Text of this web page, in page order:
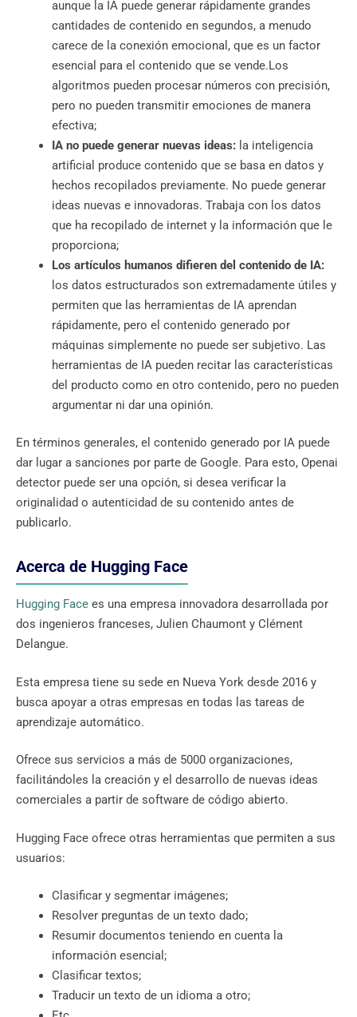
aunque la IA puede generar rápidamente grandes
cantidades de contenido en segundos, a menudo
carece de la conexión emocional, que es un factor
esencial para el contenido que se vende.Los
algoritmos pueden procesar números con precisión,
pero no pueden transmitir emociones de manera
efectiva;
IA no puede generar nuevas ideas: la inteligencia
artificial produce contenido que se basa en datos y
hechos recopilados previamente. No puede generar
ideas nuevas e innovadoras. Trabaja con los datos
que ha recopilado de internet y la información que le
proporciona;
Los artículos humanos difieren del contenido de IA:
los datos estructurados son extremadamente útiles y
permiten que las herramientas de IA aprendan
rápidamente, pero el contenido generado por
máquinas simplemente no puede ser subjetivo. Las
herramientas de IA pueden recitar las características
del producto como en otro contenido, pero no pueden
argumentar ni dar una opinión.
En términos generales, el contenido generado por IA puede
dar lugar a sanciones por parte de Google. Para esto, Openai
detector puede ser una opción, si desea verificar la
originalidad o autenticidad de su contenido antes de
publicarlo.
Acerca de Hugging Face
Hugging Face es una empresa innovadora desarrollada por
dos ingenieros franceses, Julien Chaumont y Clément
Delangue.
Esta empresa tiene su sede en Nueva York desde 2016 y
busca apoyar a otras empresas en todas las tareas de
aprendizaje automático.
Ofrece sus servicios a más de 5000 organizaciones,
facilitándoles la creación y el desarrollo de nuevas ideas
comerciales a partir de software de código abierto.
Hugging Face ofrece otras herramientas que permiten a sus
usuarios:
Clasificar y segmentar imágenes;
Resolver preguntas de un texto dado;
Resumir documentos teniendo en cuenta la
información esencial;
Clasificar textos;
Traducir un texto de un idioma a otro;